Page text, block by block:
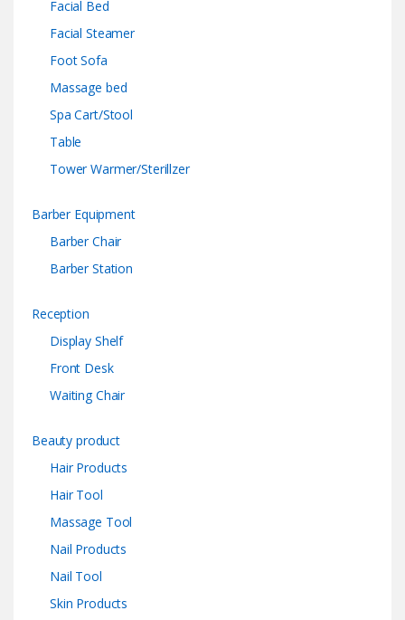
Facial Bed
Facial Steamer
Foot Sofa
Massage bed
Spa Cart/Stool
Table
Tower Warmer/Sterillzer
Barber Equipment
Barber Chair
Barber Station
Reception
Display Shelf
Front Desk
Waiting Chair
Beauty product
Hair Products
Hair Tool
Massage Tool
Nail Products
Nail Tool
Skin Products